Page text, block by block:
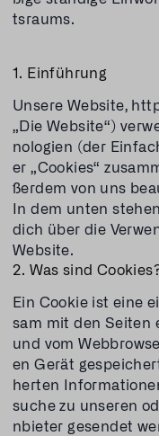
tsraums.
1. Einführung
Unsere Website,
„Die Website“)
nologien (der
er „Cookies“
ßerdem von uns
In dem unten
dich über die
Website.
2. Was sind
Ein Cookie ist eine
sam mit den Seiten
und vom
en Gerät
herten
suche zu unseren
nbieter gesendet